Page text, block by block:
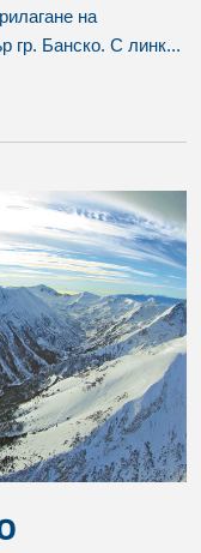
на
гр. Банско. С линк...